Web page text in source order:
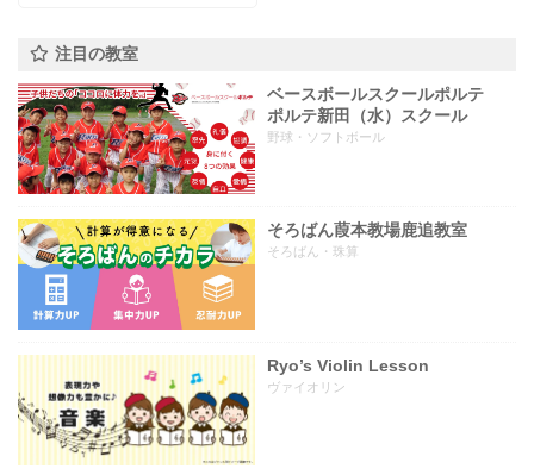
注目の教室
ベースボールスクールポルテ
ポルテ新田（水）スクール
野球・ソフトボール
そろばん葭本教場鹿追教室
そろばん・珠算
Ryo’s Violin Lesson
ヴァイオリン